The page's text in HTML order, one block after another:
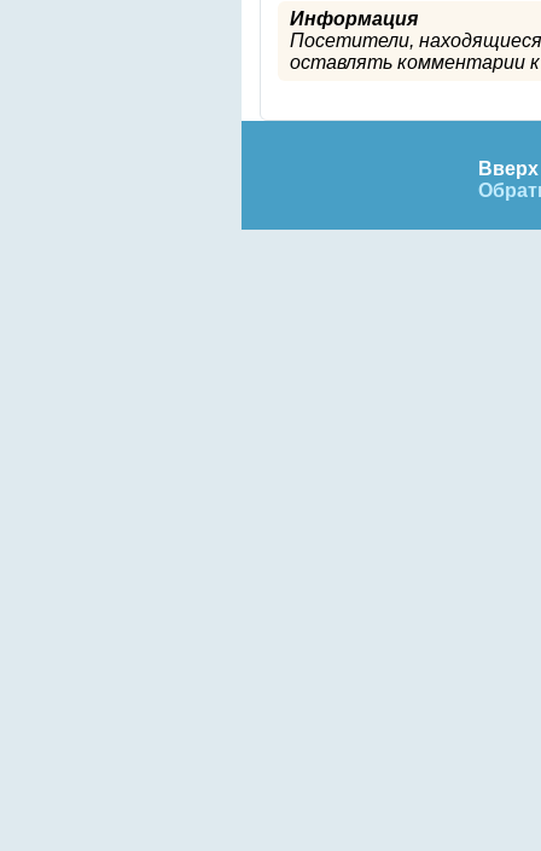
Информация
Посетители,
оставлять комментарии к
Вверх